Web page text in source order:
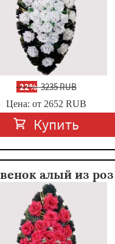
-22%3235 RUB
Цена: от 2652 RUB
Купить
алый из